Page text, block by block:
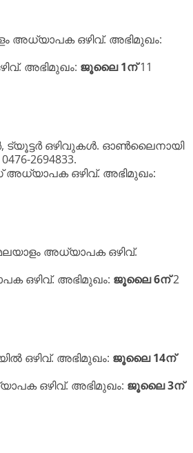
അധ്യാപക ഒഴിവ്. അഭിമുഖം:
അഭിമുഖം: ജൂലൈ 1ന്11
ട്യൂട്ടർ ഒഴിവുകൾ. ഓൺലൈനായി
2694833.
ഒഴിവ്. അഭിമുഖം:
അധ്യാപക ഒഴിവ്.
ഒഴിവ്. അഭിമുഖം: ജൂലൈ 6ന്2
ഒഴിവ്. അഭിമുഖം: ജൂലൈ 14ന്
ഒഴിവ്. അഭിമുഖം: ജൂലൈ 3ന്